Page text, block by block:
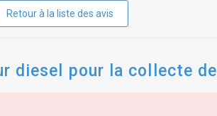
Retour à la liste des avis
diesel pour la collecte